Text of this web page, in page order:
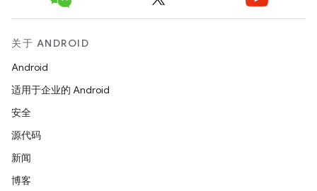
关于 ANDROID
Android
适用于企业的 Android
安全
源代码
新闻
博客